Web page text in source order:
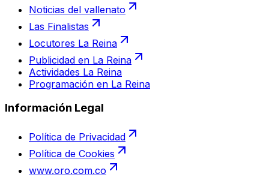
Noticias del vallenato
Las Finalistas
Locutores La Reina
Publicidad en La Reina
Actividades La Reina
Programación en La Reina
Información Legal
Política de Privacidad
Política de Cookies
www.oro.com.co